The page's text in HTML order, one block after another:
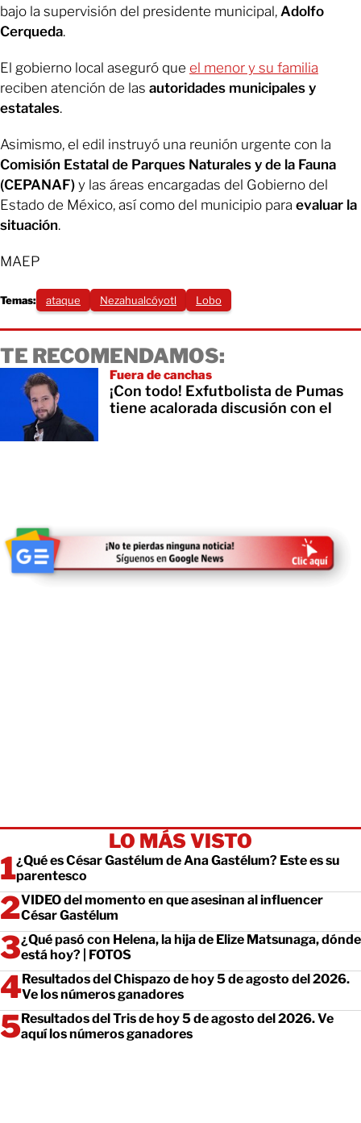
bajo la supervisión del presidente municipal, Adolfo
Cerqueda.
El gobierno local aseguró que el menor y su familia
reciben atención de las autoridades municipales y
estatales.
Asimismo, el edil instruyó una reunión urgente con la
Comisión Estatal de Parques Naturales y de la Fauna
(CEPANAF) y las áreas encargadas del Gobierno del
Estado de México, así como del municipio para evaluar la
situación.
MAEP
Temas: ataque Nezahualcóyotl Lobo
TE RECOMENDAMOS:
Fuera de canchas
¡Con todo! Exfutbolista de Pumas
tiene acalorada discusión con el
LO MÁS VISTO
¿Qué es César Gastélum de Ana Gastélum? Este es su
parentesco
VIDEO del momento en que asesinan al influencer
César Gastélum
¿Qué pasó con Helena, la hija de Elize Matsunaga, dónde
está hoy? | FOTOS
Resultados del Chispazo de hoy 5 de agosto del 2026.
Ve los números ganadores
Resultados del Tris de hoy 5 de agosto del 2026. Ve
aquí los números ganadores